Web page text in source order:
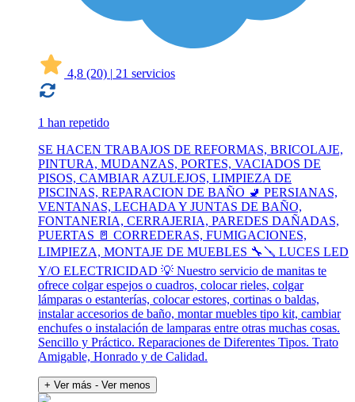
4,8 (20) | 21 servicios
1 han repetido
SE HACEN TRABAJOS DE REFORMAS, BRICOLAJE,
PINTURA, MUDANZAS, PORTES, VACIADOS DE
PISOS, CAMBIAR AZULEJOS, LIMPIEZA DE
PISCINAS, REPARACION DE BAÑO 🚽 PERSIANAS,
VENTANAS, LECHADA Y JUNTAS DE BAÑO,
FONTANERIA, CERRAJERIA, PAREDES DAÑADAS,
PUERTAS 🚪 CORREDERAS, FUMIGACIONES,
LIMPIEZA, MONTAJE DE MUEBLES 🔧🪛 LUCES LED
Y/O ELECTRICIDAD 💡 Nuestro servicio de manitas te
ofrece colgar espejos o cuadros, colocar rieles, colgar
lámparas o estanterías, colocar estores, cortinas o baldas,
instalar accesorios de baño, montar muebles tipo kit, cambiar
enchufes o instalación de lamparas entre otras muchas cosas.
Sencillo y Práctico. Reparaciones de Diferentes Tipos. Trato
Amigable, Honrado y de Calidad.
+ Ver más - Ver menos